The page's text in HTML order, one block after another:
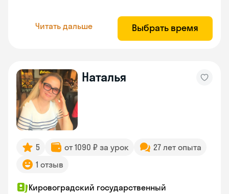
Читать дальше Выбрать время
Наталья
5 от 1090 ₽ за урок
27 лет опыта
1 отзыв
Кировоградский государственный